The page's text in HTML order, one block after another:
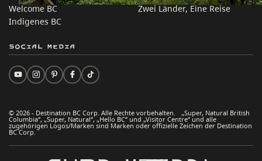
Welcome BC
Indigenes BC
Zwei Länder, Eine Reise
© 2026 - Destination BC Corp. Alle Rechte vorbehalten. „Super, Natural British
Columbia“, „Super, Natural“, „Hello BC“ und „Visitor Centre“ und alle
zugehörigen Logos/Marken sind Marken oder offizielle Zeichen der Destination
BC Corp.
Social Media